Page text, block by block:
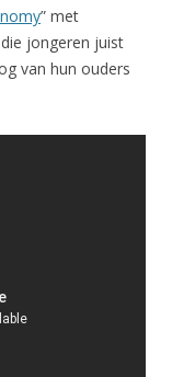
” met
jongeren juist
van hun ouders